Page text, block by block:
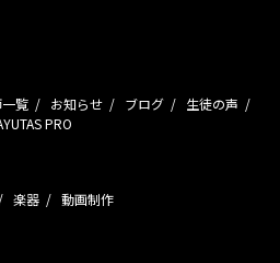
覧 お知らせ ブログ
生徒の声
PRO
楽器 動画制作